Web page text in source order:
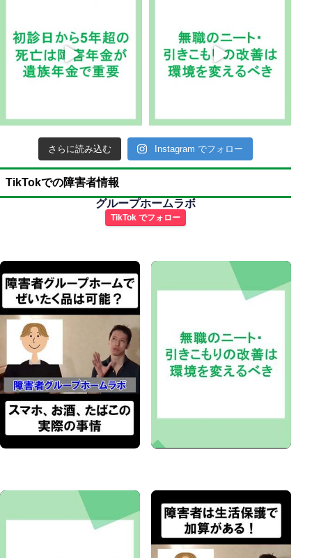
さらに読み込む Instagram でフォロー
TikTokでの障害者情報
グループホームラボ
TikTok でフォロー